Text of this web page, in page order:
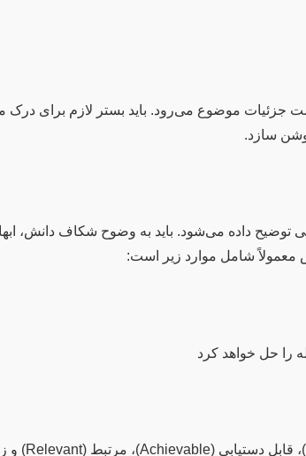
جزئیات موضوع می‌رود. باید بستر لازم برای درک
سازد.
داده می‌شود. باید به وضوح شکاف دانش،
شامل موارد زیر است:
را حل خواهد کرد